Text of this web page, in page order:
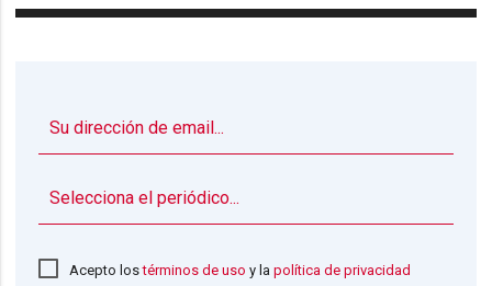
Acepto lostérminos de uso y lapolítica de privacidad